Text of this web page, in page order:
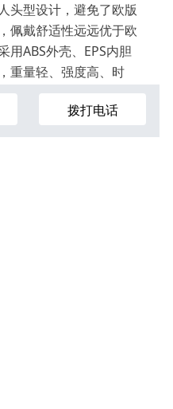
头型设计，避免了欧版
佩戴舒适性远远优于欧
用ABS外壳、EPS内胆
重量轻、强度高、时
。所有产品都经过真实
为真实的使用环境而设
拨打电话